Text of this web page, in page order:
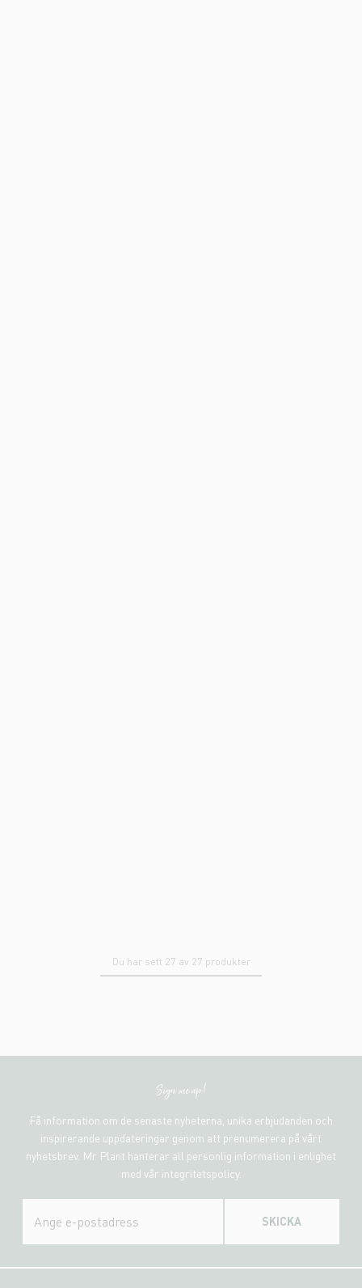
Du har sett 27 av 27 produkter
Sign me up!
Få information om de senaste nyheterna, unika erbjudanden och
inspirerande uppdateringar genom att prenumerera på vårt
nyhetsbrev. Mr Plant hanterar all personlig information i enlighet
med vår integritetspolicy.
SKICKA